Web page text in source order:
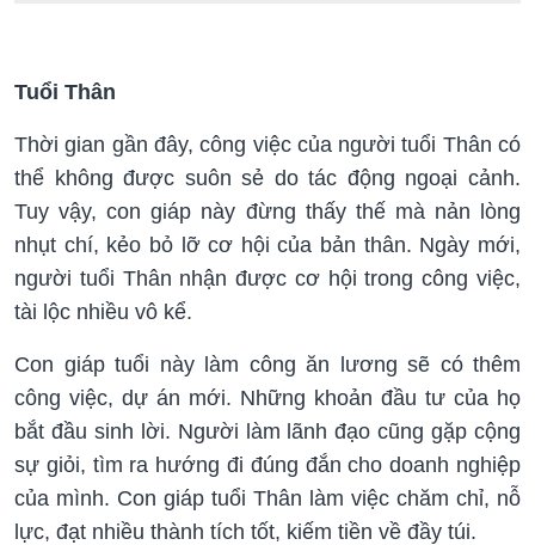
Tuổi Thân
Thời gian gần đây, công việc của người tuổi Thân có
thể không được suôn sẻ do tác động ngoại cảnh.
Tuy vậy, con giáp này đừng thấy thế mà nản lòng
nhụt chí, kẻo bỏ lỡ cơ hội của bản thân. Ngày mới,
người tuổi Thân nhận được cơ hội trong công việc,
tài lộc nhiều vô kể.
Con giáp tuổi này làm công ăn lương sẽ có thêm
công việc, dự án mới. Những khoản đầu tư của họ
bắt đầu sinh lời. Người làm lãnh đạo cũng gặp cộng
sự giỏi, tìm ra hướng đi đúng đắn cho doanh nghiệp
của mình. Con giáp tuổi Thân làm việc chăm chỉ, nỗ
lực, đạt nhiều thành tích tốt, kiếm tiền về đầy túi.